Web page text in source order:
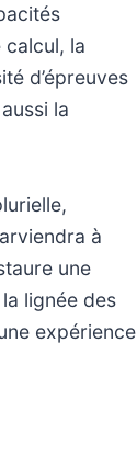
calcul, la
d’épreuves
la
à
une
lignée des
expérience